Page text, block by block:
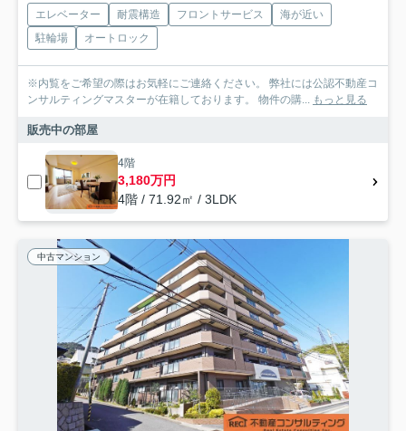
エレベーター 耐震構造 フロントサービス
海が近い
駐輪場
オートロック
※内覧をご希望の際はお気軽にご連絡ください。 弊社には公認不動産コ
ンサルティングマスターが在籍しております。 物件の購... もっと見る
販売中の部屋
4階
3,180万円
4階 / 71.92㎡ / 3LDK
中古マンション